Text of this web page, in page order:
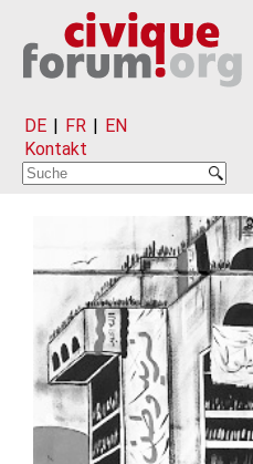
DE | FR | EN
Kontakt